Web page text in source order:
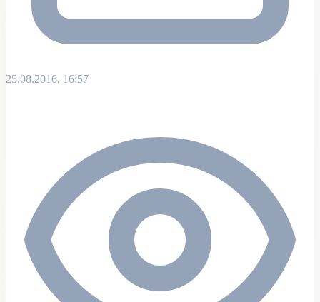
25.08.2016, 16:57